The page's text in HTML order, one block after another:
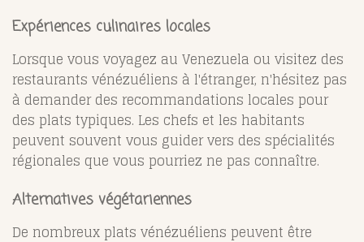
Expériences culinaires locales
Lorsque vous voyagez au Venezuela ou visitez des
restaurants vénézuéliens à l'étranger, n'hésitez pas
à demander des recommandations locales pour
des plats typiques. Les chefs et les habitants
peuvent souvent vous guider vers des spécialités
régionales que vous pourriez ne pas connaître.
Alternatives végétariennes
De nombreux plats vénézuéliens peuvent être